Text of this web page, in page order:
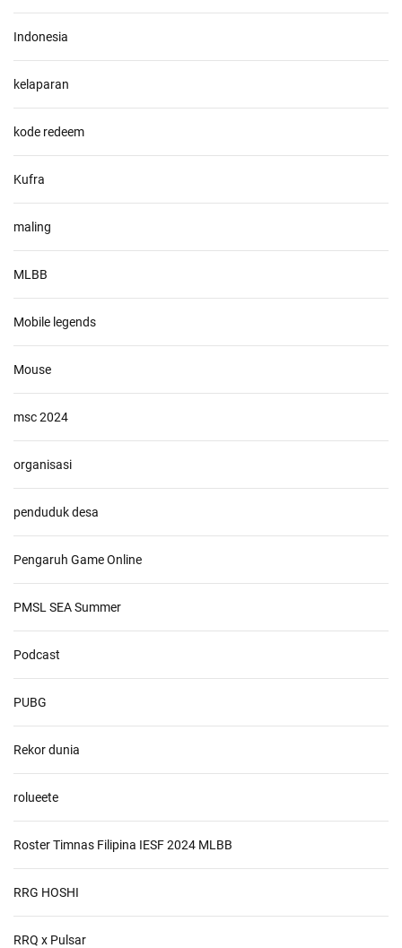
Indonesia
kelaparan
kode redeem
Kufra
maling
MLBB
Mobile legends
Mouse
msc 2024
organisasi
penduduk desa
Pengaruh Game Online
PMSL SEA Summer
Podcast
PUBG
Rekor dunia
rolueete
Roster Timnas Filipina IESF 2024 MLBB
RRG HOSHI
RRQ x Pulsar